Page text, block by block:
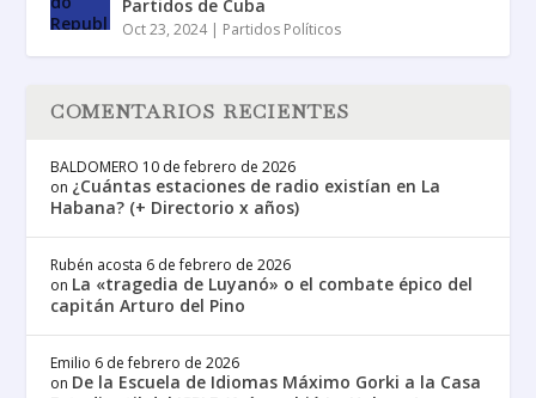
Partidos de Cuba
Oct 23, 2024| Partidos Políticos
COMENTARIOS RECIENTES
BALDOMERO 10 de febrero de 2026
on ¿Cuántas estaciones de radio existían en La
Habana? (+ Directorio x años)
Rubén acosta 6 de febrero de 2026
on La «tragedia de Luyanó» o el combate épico del
capitán Arturo del Pino
Emilio 6 de febrero de 2026
on De la Escuela de Idiomas Máximo Gorki a la Casa